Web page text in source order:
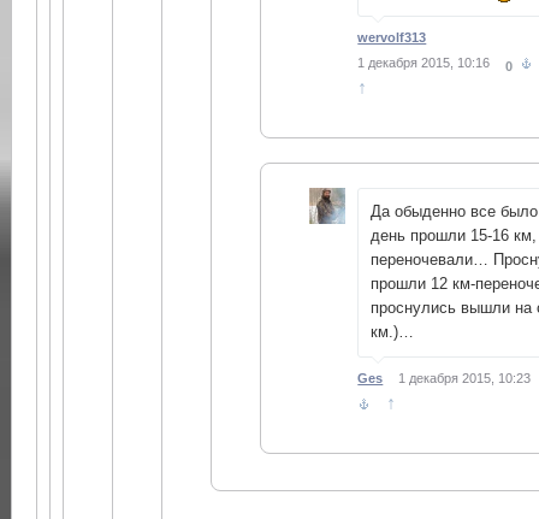
wervolf313
1 декабря 2015, 10:16
0
↑
Да обыденно все
день прошли 15-16 км,
переночевали…
прошли 12 км-
проснулись вышли на
км.)…
Ges 1 декабря 2015, 10:23
↑